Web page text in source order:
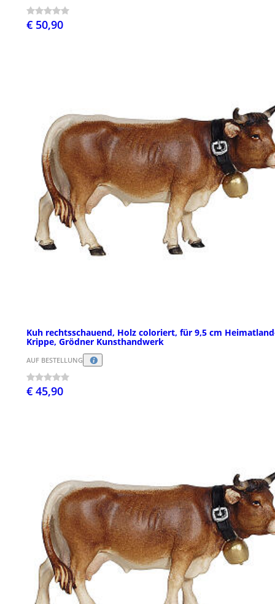
€ 50,90
Kuh rechtsschauend, Holz coloriert, für 9,5 cm
Krippe, Grödner Kunsthandwerk
AUF BESTELLUNG
€ 45,90